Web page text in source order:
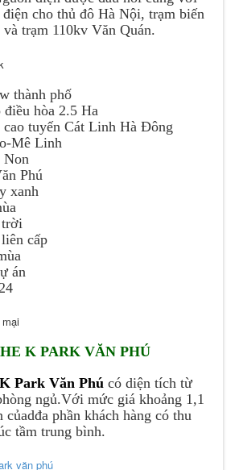
điện cho thủ đô Hà Nội, trạm biến
trạm 110kv Văn Quán.
thành phố
hòa 2.5 Ha
cao tuyến Cát Linh Hà Đông
Mê Linh
Non
Phú
xanh
cấp
án
K PARK VĂN PHÚ
Park Văn Phú có diện tích từ
ngủ.Với mức giá khoảng 1,1
củadđa phần khách hàng có thu
tầm trung bình.